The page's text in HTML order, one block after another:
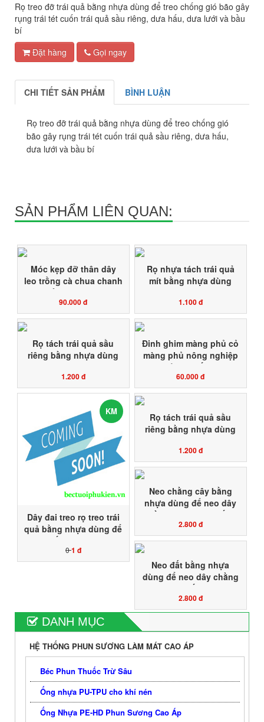
Rọ treo đỡ trái quả bằng nhựa dùng để treo chống gió bão gây
rụng trái tét cuốn trái quả sầu riêng, dưa hấu, dưa lưới và bầu
bí
Đặt hàng
Gọi ngay
CHI TIẾT SẢN PHẨM BÌNH LUẬN
Rọ treo đỡ trái quả bằng nhựa dùng để treo chống gió
bão gây rụng trái tét cuốn trái quả sầu riêng, dưa hấu,
dưa lưới và bầu bí
SẢN PHẨM LIÊN QUAN:
Móc kẹp đỡ thân dây
leo trồng cà chua chanh
dây bầu bí mướp nho
dưa lưới dưa leo kẹp
nhựa cố định treo cây
Agri
90.000 đ
Rọ nhựa tách trái quả
mít bằng nhựa dùng
chế sâu rầy nấm rệp làm
tổ dễ dàng xịt thuốc
1.100 đ
Rọ tách trái quả sầu
riêng bằng nhựa dùng
chế sâu rầy nấm rệp làm
tổ dễ dàng xịt thuốc
phun thuốc nấm bệnh
1.200 đ
Đinh ghim màng phủ cỏ
màng phủ nông nghiệp
bạt phủ che gốc cây ăn
trái quả sầu riêng mít
làm trái vụ bằng nhựa
60.000 đ
Dây đai treo rọ treo trái
quả bằng nhựa dùng để
treo chống gió bão gây
rụng trái tét cuốn trái
quả sầu riêng, dưa hấu,
01 đ
KM
Rọ tách trái quả sầu
riêng bằng nhựa dùng
chế sâu rầy nấm rệp làm
tổ dễ dàng xịt thuốc
1.200 đ
Neo chằng cây bằng
nhựa dùng để neo dây
chằng chéo dây chống
gió bão giảm gãy nhánh
cây rụng trái rụng quả
2.800 đ
Neo đất bằng nhựa
dùng để neo dây chằng
chéo dây chống gió bão
giảm gãy nhánh cây
rụng trái rụng quả cho
2.800 đ
DANH MỤC
HỆ THỐNG PHUN SƯƠNG LÀM MÁT CAO ÁP
Béc Phun Thuốc Trừ Sâu
Ống nhựa PU-TPU cho khí nén
Ống Nhựa PE-HD Phun Sương Cao Áp